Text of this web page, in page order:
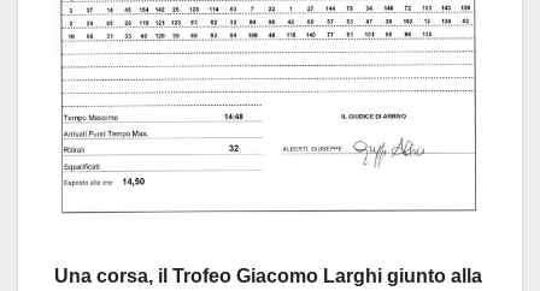
Una corsa, il Trofeo Giacomo Larghi giunto alla